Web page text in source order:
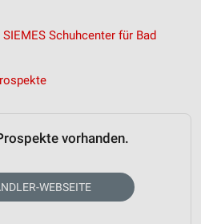
Schuhcenter für Bad
vorhanden.
WEBSEITE